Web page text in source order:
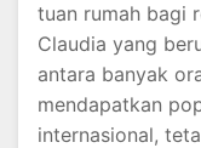
tuan rumah bagi
Claudia yang
antara banyak
mendapatkan
internasional,